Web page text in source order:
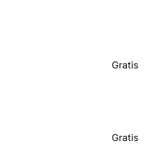
Gratis
Gratis